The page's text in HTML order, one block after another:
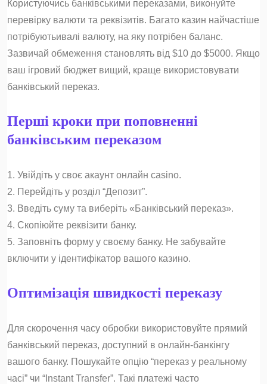
Користуючись банківськими переказами, виконуйте
перевірку валюти та реквізитів. Багато казин найчастіше
потрібуютьивалі валюту, на яку потрібен баланс.
Зазвичай обмеження становлять від $10 до $5000. Якщо
ваш ігровий бюджет вищий, краще використовувати
банківський переказ.
Перші кроки при поповненні
банківським переказом
1. Увійдіть у своє акаунт онлайн casino.
2. Перейдіть у розділ “Депозит”.
3. Введіть суму та виберіть «Банківський переказ».
4. Скопіюйте реквізити банку.
5. Заповніть форму у своєму банку. Не забувайте
включити у ідентифікатор вашого казино.
Оптимізація швидкості переказу
Для скорочення часу обробки використовуйте прямий
банківський переказ, доступний в онлайн-банкінгу
вашого банку. Пошукайте опцію “переказ у реальному
часі” чи “Instant Transfer”. Такі платежі часто